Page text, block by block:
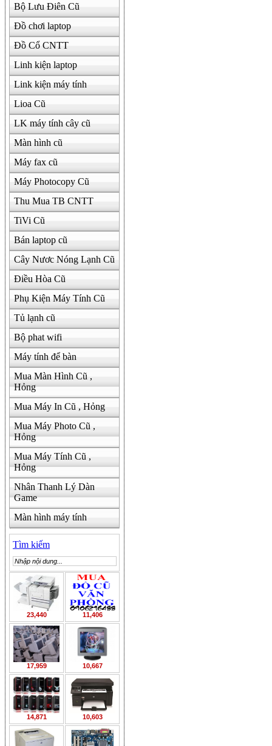
Bộ Lưu Điên Cũ
Đồ chơi laptop
Đồ Cổ CNTT
Linh kiện laptop
Link kiện máy tính
Lioa Cũ
LK máy tính cây cũ
Màn hình cũ
Máy fax cũ
Máy Photocopy Cũ
Thu Mua TB CNTT
TiVi Cũ
Bán laptop cũ
Cây Nươc Nóng Lạnh Cũ
Điều Hòa Cũ
Phụ Kiện Máy Tính Cũ
Tủ lạnh cũ
Bộ phat wifi
Máy tính để bàn
Mua Màn Hình Cũ ,
Hỏng
Mua Máy In Cũ , Hỏng
Mua Máy Photo Cũ ,
Hỏng
Mua Máy Tính Cũ ,
Hỏng
Nhân Thanh Lý Dàn
Game
Màn hình máy tính
Tìm kiếm
23,440 11,406
17,959 10,667
14,871 10,603